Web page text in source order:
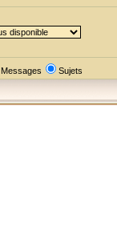
Messages Sujets